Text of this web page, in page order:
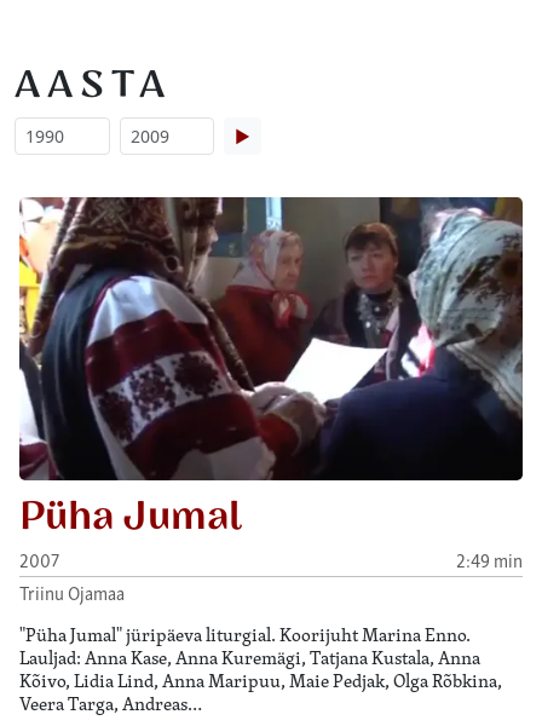
AASTA
▶
Püha Jumal
2007
2:49 min
Triinu Ojamaa
"Püha Jumal" jüripäeva liturgial. Koorijuht Marina Enno.
Lauljad: Anna Kase, Anna Kuremägi, Tatjana Kustala, Anna
Kõivo, Lidia Lind, Anna Maripuu, Maie Pedjak, Olga Rõbkina,
Veera Targa, Andreas…